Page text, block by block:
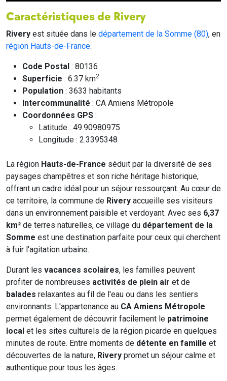
Caractéristiques de Rivery
Rivery est située dans le département de la Somme (80), en
région Hauts-de-France.
Code Postal : 80136
Superficie : 6.37 km2
Population : 3633 habitants
Intercommunalité : CA Amiens Métropole
Coordonnées GPS :
Latitude : 49.90980975
Longitude : 2.3395348
La région Hauts-de-France séduit par la diversité de ses
paysages champêtres et son riche héritage historique,
offrant un cadre idéal pour un séjour ressourçant. Au cœur de
ce territoire, la commune de Rivery accueille ses visiteurs
dans un environnement paisible et verdoyant. Avec ses 6,37
km² de terres naturelles, ce village du département de la
Somme est une destination parfaite pour ceux qui cherchent
à fuir l'agitation urbaine.
Durant les vacances scolaires, les familles peuvent
profiter de nombreuses activités de plein air et de
balades relaxantes au fil de l'eau ou dans les sentiers
environnants. L'appartenance au CA Amiens Métropole
permet également de découvrir facilement le patrimoine
local et les sites culturels de la région picarde en quelques
minutes de route. Entre moments de détente en famille et
découvertes de la nature, Rivery promet un séjour calme et
authentique pour tous les âges.